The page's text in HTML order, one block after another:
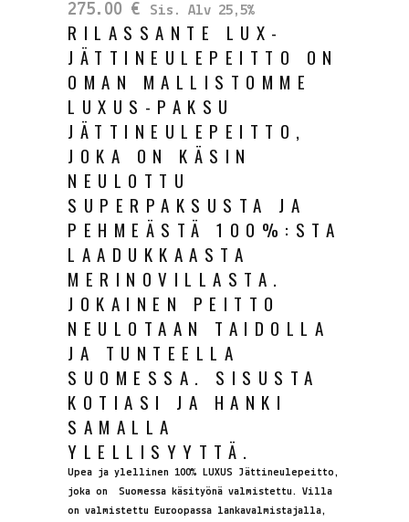
275.00 € Sis. Alv 25,5%
RILASSANTE LUX-
JÄTTINEULEPEITTO ON
OMAN MALLISTOMME
LUXUS-PAKSU
JÄTTINEULEPEITTO,
JOKA ON KÄSIN
NEULOTTU
SUPERPAKSUSTA JA
PEHMEÄSTÄ 100%:STA
LAADUKKAASTA
MERINOVILLASTA.
JOKAINEN PEITTO
NEULOTAAN TAIDOLLA
JA TUNTEELLA
SUOMESSA. SISUSTA
KOTIASI JA HANKI
SAMALLA
YLELLISYYTTÄ.
Upea ja ylellinen 100% LUXUS Jättineulepeitto,
joka on Suomessa käsityönä valmistettu. Villa
on valmistettu Euroopassa lankavalmistajalla,